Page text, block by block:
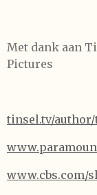
Met dank aan
Pictures
tinsel.tv/
www.cbs.com/